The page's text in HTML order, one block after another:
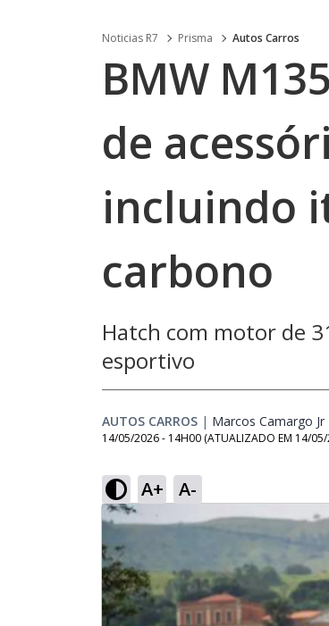
Noticias R7 Prisma Autos Carros
BMW
de
incluindo
carbono
Hatch com motor de
esportivo
AUTOS CARROS | Marcos Camargo Jr
14/05/2026 - 14H00 (ATUALIZADO EM 14/
A+ A-